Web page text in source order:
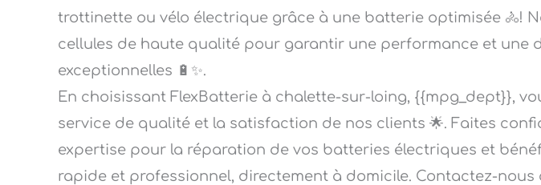
trottinette ou vélo électrique grâce à une batterie optimisée 🚴!
cellules de haute qualité pour garantir une performance et une
exceptionnelles 🔋✨.
En choisissant FlexBatterie à chalette-sur-loing, {{mpg_dept}},
service de qualité et la satisfaction de nos clients 🌟. Faites
expertise pour la réparation de vos batteries électriques et
rapide et professionnel, directement à domicile. Contactez-nous